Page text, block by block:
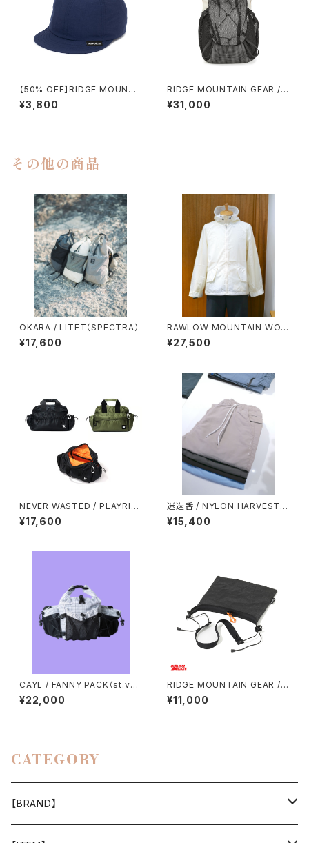
【50% OFF】RIDGE MOUNTA
IN GEAR / BASIC CAP
¥3,800
RIDGE MOUNTAIN GEAR /
ONE MILE MP（CREAM）
¥31,000
その他の商品
OKARA / LITET（SPECTRA）
¥17,600
RAWLOW MOUNTAIN WOR
KS / AIRY HOODIE
¥27,500
NEVER WASTED / PLAYRIP
（MA-1）
¥17,600
迷迭香 / NYLON HARVEST T
RAINER CLASSIC（2026）
¥15,400
CAYL / FANNY PACK（st.vall
ey house exclusive mode
l）
¥22,000
RIDGE MOUNTAIN GEAR / S
ACOCHE
¥11,000
CATEGORY
【BRAND】